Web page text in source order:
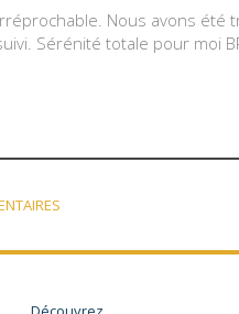
Nous avons été
Sérénité totale pour moi